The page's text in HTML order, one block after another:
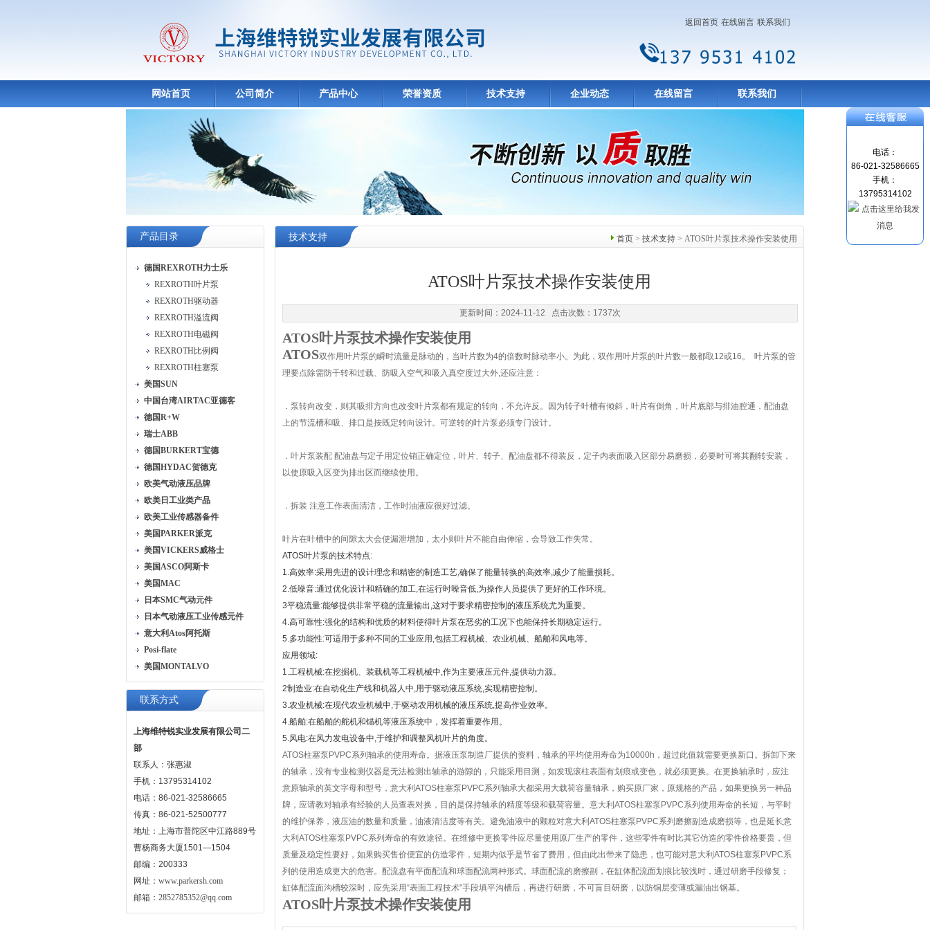
返回首页 在线留言 联系我们
网站首页 公司简介 产品中心 荣誉资质 技术支持 企业动态 在线留言 联系我们
产品目录
德国REXROTH力士乐
REXROTH叶片泵
REXROTH驱动器
REXROTH溢流阀
REXROTH电磁阀
REXROTH比例阀
REXROTH柱塞泵
美国SUN
中国台湾AIRTAC亚德客
德国R+W
瑞士ABB
德国BURKERT宝德
德国HYDAC贺德克
欧美气动液压品牌
欧美日工业类产品
欧美工业传感器备件
美国PARKER派克
美国VICKERS威格士
美国ASCO阿斯卡
美国MAC
日本SMC气动元件
日本气动液压工业传感元件
意大利Atos阿托斯
Posi-flate
美国MONTALVO
联系方式
上海维特锐实业发展有限公司二
部
联系人：张惠淑
手机：13795314102
电话：86-021-32586665
传真：86-021-52500777
地址：上海市普陀区中江路889号
曹杨商务大厦1501—1504
邮编：200333
网址： www.parkersh.com
邮箱： 2852785352@qq.com
首页 > 技术支持 > ATOS叶片泵技术操作安装使用
技术支持
ATOS叶片泵技术操作安装使用
更新时间：2024-11-12 点击次数：1737次
ATOS叶片泵技术操作安装使用
ATOS双作用叶片泵的瞬时流量是脉动的，当叶片数为4的倍数时脉动率小。为此，双作用叶片泵的叶片数一般都取12或16。 叶片泵的管
理要点除需防干转和过载、防吸入空气和吸入真空度过大外,还应注意：
．泵转向改变，则其吸排方向也改变叶片泵都有规定的转向，不允许反。因为转子叶槽有倾斜，叶片有倒角，叶片底部与排油腔通，配油盘
上的节流槽和吸、排口是按既定转向设计。可逆转的叶片泵必须专门设计。
．叶片泵装配 配油盘与定子用定位销正确定位，叶片、转子、配油盘都不得装反，定子内表面吸入区部分易磨损，必要时可将其翻转安装，
以使原吸入区变为排出区而继续使用。
．拆装 注意工作表面清洁，工作时油液应很好过滤。
叶片在叶槽中的间隙太大会使漏泄增加，太小则叶片不能自由伸缩，会导致工作失常。
ATOS叶片泵的技术特点:
1.高效率:采用先进的设计理念和精密的制造工艺,确保了能量转换的高效率,减少了能量损耗。
2.低噪音:通过优化设计和精确的加工,在运行时噪音低,为操作人员提供了更好的工作环境。
3平稳流量:能够提供非常平稳的流量输出,这对于要求精密控制的液压系统尤为重要。
4.高可靠性:强化的结构和优质的材料使得叶片泵在恶劣的工况下也能保持长期稳定运行。
5.多功能性:可适用于多种不同的工业应用,包括工程机械、农业机械、船舶和风电等。
应用领域:
1.工程机械:在挖掘机、装载机等工程机械中,作为主要液压元件,提供动力源。
2制造业:在自动化生产线和机器人中,用于驱动液压系统,实现精密控制。
3.农业机械:在现代农业机械中,于驱动农用机械的液压系统,提高作业效率。
4.船舶:在船舶的舵机和锚机等液压系统中，发挥着重要作用。
5.风电:在风力发电设备中,于维护和调整风机叶片的角度。
ATOS柱塞泵PVPC系列轴承的使用寿命。据液压泵制造厂提供的资料，轴承的平均使用寿命为10000h，超过此值就需要更换新口。拆卸下来
的轴承，没有专业检测仪器是无法检测出轴承的游隙的，只能采用目测，如发现滚柱表面有划痕或变色，就必须更换。在更换轴承时，应注
意原轴承的英文字母和型号，意大利ATOS柱塞泵PVPC系列轴承大都采用大载荷容量轴承，购买原厂家，原规格的产品，如果更换另一种品
牌，应请教对轴承有经验的人员查表对换，目的是保持轴承的精度等级和载荷容量。意大利ATOS柱塞泵PVPC系列使用寿命的长短，与平时
的维护保养，液压油的数量和质量，油液清洁度等有关。避免油液中的颗粒对意大利ATOS柱塞泵PVPC系列磨擦副造成磨损等，也是延长意
大利ATOS柱塞泵PVPC系列寿命的有效途径。在维修中更换零件应尽量使用原厂生产的零件，这些零件有时比其它仿造的零件价格要贵，但
质量及稳定性要好，如果购买售价便宜的仿造零件，短期内似乎是节省了费用，但由此出带来了隐患，也可能对意大利ATOS柱塞泵PVPC系
列的使用造成更大的危害。配流盘有平面配流和球面配流两种形式。球面配流的磨擦副，在缸体配流面划痕比较浅时，通过研磨手段修复；
缸体配流面沟槽较深时，应先采用“表面工程技术"手段填平沟槽后，再进行研磨，不可盲目研磨，以防铜层变薄或漏油出钢基。
ATOS叶片泵技术操作安装使用
电话：
86-021-32586665
手机：
13795314102